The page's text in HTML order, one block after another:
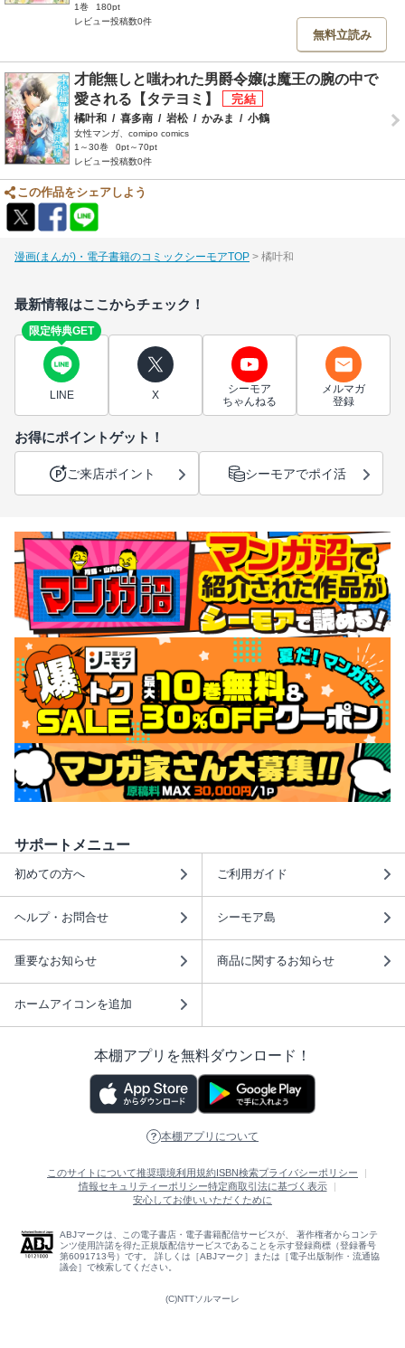
1巻
180pt
レビュー投稿数0件
無料立読み
才能無しと嗤われた男爵令嬢は魔王の腕の中で
愛される【タテヨミ】
橘叶和 / 喜多南 / 岩松 / かみま / 小鶴
女性マンガ、comipo comics
1～30巻
0pt～70pt
レビュー投稿数0件
この作品をシェアしよう
漫画(まんが)・電子書籍のコミックシーモアTOP 橘叶和
最新情報はここからチェック！
限定特典GET
LINE X
シーモア
ちゃんねる
メルマガ
登録
お得にポイントゲット！
ご来店ポイント シーモアでポイ活
サポートメニュー
初めての方へ ご利用ガイド
ヘルプ・お問合せ シーモア島
重要なお知らせ 商品に関するお知らせ
ホームアイコンを追加
本棚アプリを無料ダウンロード！
本棚アプリについて
このサイトについて推奨環境利用規約 ISBN検索プライバシーポリシー
情報セキュリティーポリシー特定商取引法に基づく表示
安心してお使いいただくために
ABJマークは、この電子書店・電子書籍配信サービスが、 著作権者からコンテ
ンツ使用許諾を得た正規版配信サービスであることを示す登録商標（登録番号
第6091713号）です。 詳しくは［ABJマーク］または［電子出版制作・流通協
議会］で検索してください。
(C)NTTソルマーレ